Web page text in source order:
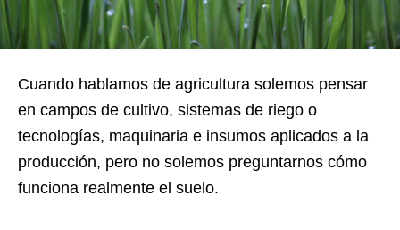
Cuando hablamos de agricultura solemos pensar
en campos de cultivo, sistemas de riego o
tecnologías, maquinaria e insumos aplicados a la
producción, pero no solemos preguntarnos cómo
funciona realmente el suelo.